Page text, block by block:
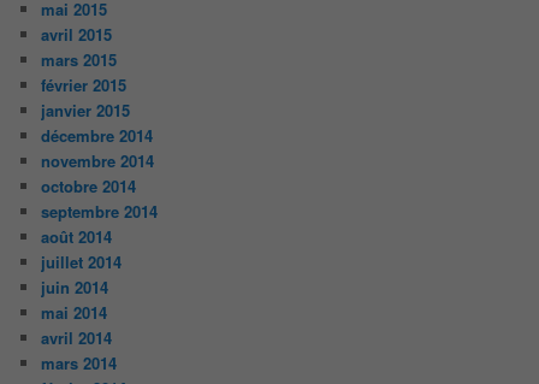
mai 2015
avril 2015
mars 2015
février 2015
janvier 2015
décembre 2014
novembre 2014
octobre 2014
septembre 2014
août 2014
juillet 2014
juin 2014
mai 2014
avril 2014
mars 2014